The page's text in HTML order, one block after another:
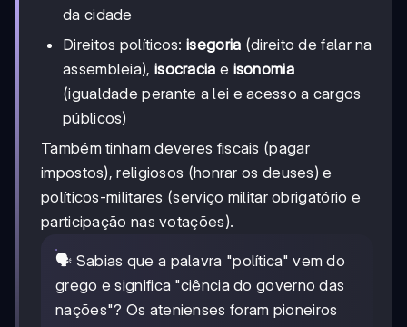
da cidade
Direitos políticos: isegoria (direito de falar na
assembleia), isocracia e isonomia
(igualdade perante a lei e acesso a cargos
públicos)
Também tinham deveres fiscais (pagar
impostos), religiosos (honrar os deuses) e
políticos-militares (serviço militar obrigatório e
participação nas votações).
🗣️ Sabias que a palavra "política" vem do
grego e significa "ciência do governo das
nações"? Os atenienses foram pioneiros